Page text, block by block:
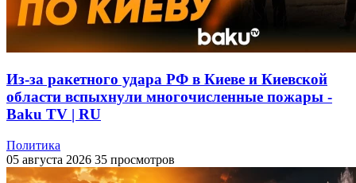
Из-за ракетного удара РФ в Киеве и Киевской
области вспыхнули многочисленные пожары -
Baku TV | RU
Политика
05 августа 2026 35 просмотров